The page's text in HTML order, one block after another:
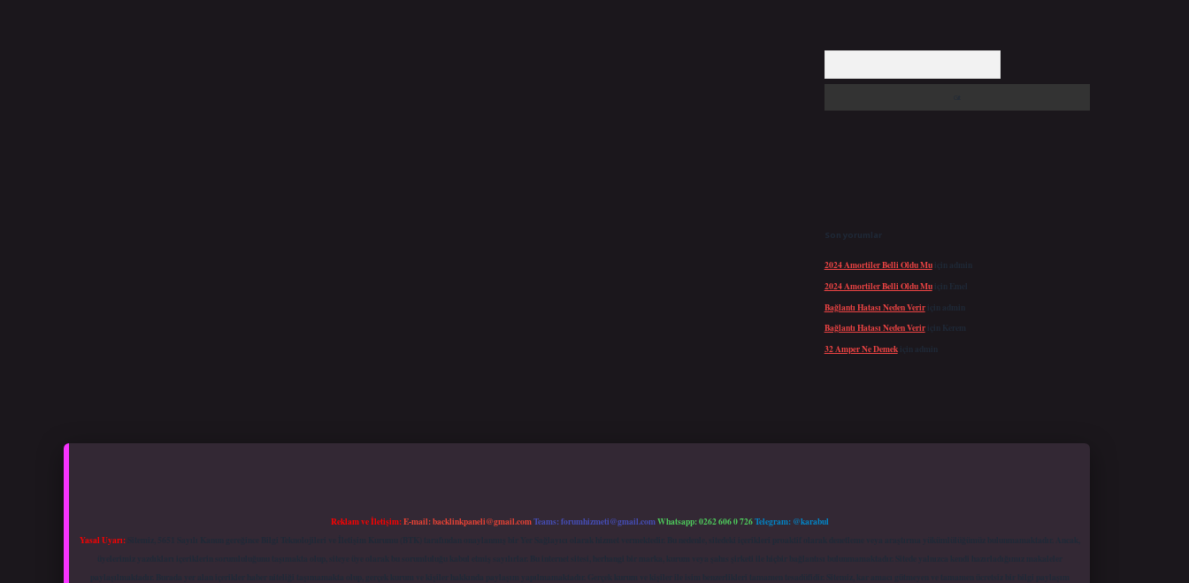
Son yorumlar
2024 Amortiler Belli Oldu Muiçin admin
2024 Amortiler Belli Oldu Muiçin Emel
Bağlantı Hatası Neden Veririçin admin
Bağlantı Hatası Neden Veririçin Kerem
32 Amper Ne Demekiçin admin
Reklam ve İletişim:E-mail:backlinkpaneli@gmail.comTeams:forumhizmeti@gmail.comWhatsapp: 0262 606 0 726Telegram: @karabul
Yasal Uyarı:Sitemiz, 5651 Sayılı Kanun gereğince Bilgi Teknolojileri ve İletişim Kurumu (BTK) tarafından onaylanmış bir Yer Sağlayıcı olarak hizmet vermektedir. Bu nedenle, sitedeki içerikleri proaktif olarak denetleme veya araştırma yükümlülüğümüz bulunmamaktadır. Ancak,